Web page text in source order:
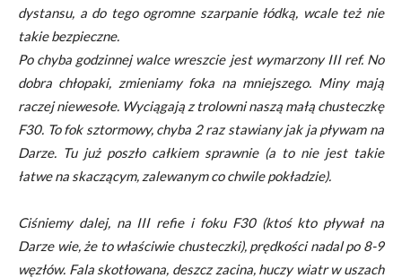
dystansu, a do tego ogromne szarpanie łódką, wcale też nie
takie bezpieczne.
Po chyba godzinnej walce wreszcie jest wymarzony III ref. No
dobra chłopaki, zmieniamy foka na mniejszego. Miny mają
raczej niewesołe. Wyciągają z trolowni naszą małą chusteczkę
F30. To fok sztormowy, chyba 2 raz stawiany jak ja pływam na
Darze. Tu już poszło całkiem sprawnie (a to nie jest takie
łatwe na skaczącym, zalewanym co chwile pokładzie).
Ciśniemy dalej, na III refie i foku F30 (ktoś kto pływał na
Darze wie, że to właściwie chusteczki), prędkości nadal po 8-9
węzłów. Fala skotłowana, deszcz zacina, huczy wiatr w uszach